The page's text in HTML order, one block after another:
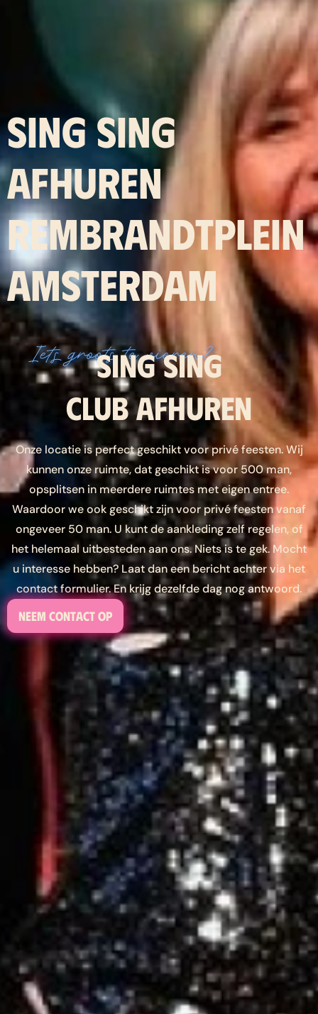
SING SING
AFHUREN
REMBRANDTPLEIN
AMSTERDAM
Iets groots te vieren?
Sing Sing
Club afhuren
Onze locatie is perfect geschikt voor privé feesten. Wij
kunnen onze ruimte, dat geschikt is voor 500 man,
opsplitsen in meerdere ruimtes met eigen entree.
Waardoor we ook geschikt zijn voor privé feesten vanaf
ongeveer 50 man. U kunt de aankleding zelf regelen, of
het helemaal uitbesteden aan ons. Niets is te gek. Mocht
u interesse hebben? Laat dan een bericht achter via het
contact formulier. En krijg dezelfde dag nog antwoord.
Neem contact op